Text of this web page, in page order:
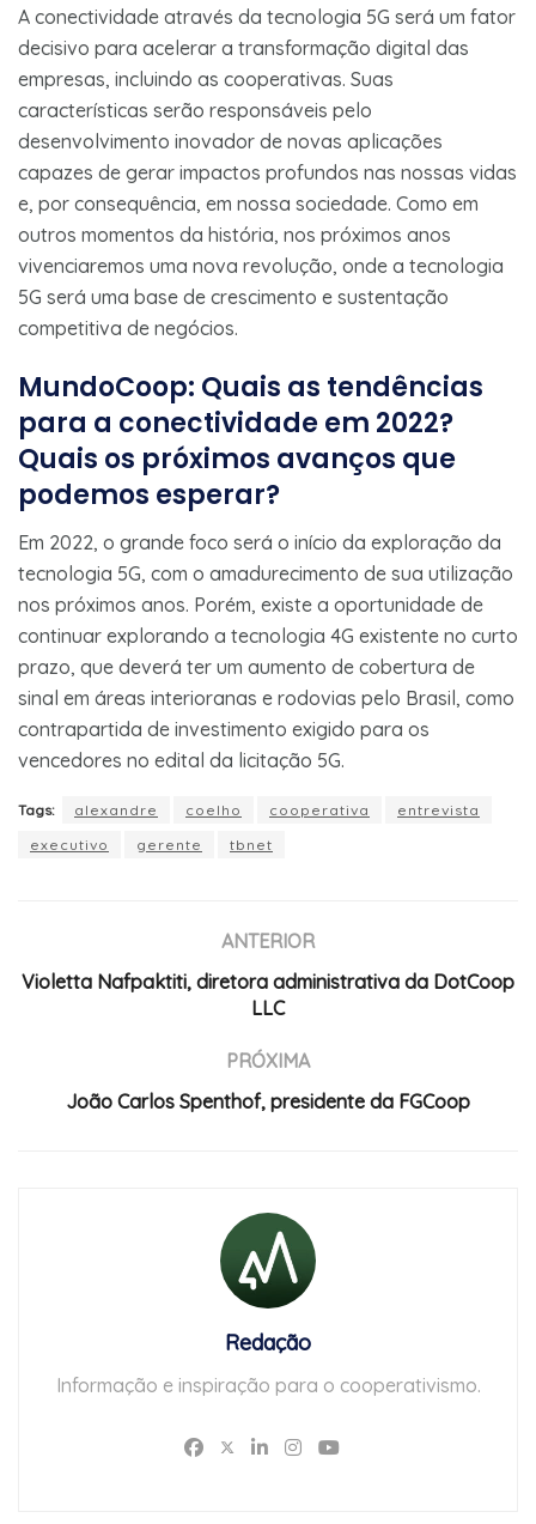
A conectividade através da tecnologia 5G será um fator
decisivo para acelerar a transformação digital das
empresas, incluindo as cooperativas. Suas
características serão responsáveis pelo
desenvolvimento inovador de novas aplicações
capazes de gerar impactos profundos nas nossas vidas
e, por consequência, em nossa sociedade. Como em
outros momentos da história, nos próximos anos
vivenciaremos uma nova revolução, onde a tecnologia
5G será uma base de crescimento e sustentação
competitiva de negócios.
MundoCoop: Quais as tendências
para a conectividade em 2022?
Quais os próximos avanços que
podemos esperar?
Em 2022, o grande foco será o início da exploração da
tecnologia 5G, com o amadurecimento de sua utilização
nos próximos anos. Porém, existe a oportunidade de
continuar explorando a tecnologia 4G existente no curto
prazo, que deverá ter um aumento de cobertura de
sinal em áreas interioranas e rodovias pelo Brasil, como
contrapartida de investimento exigido para os
vencedores no edital da licitação 5G.
Tags: alexandre coelho cooperativa
entrevista
executivo
gerente tbnet
ANTERIOR
Violetta Nafpaktiti, diretora administrativa da DotCoop
LLC
PRÓXIMA
João Carlos Spenthof, presidente da FGCoop
Redação
Informação e inspiração para o cooperativismo.